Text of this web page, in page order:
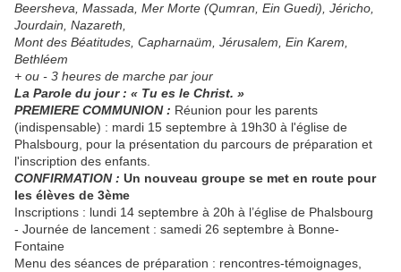
Beersheva, Massada, Mer Morte (Qumran, Ein Guedi), Jéricho,
Jourdain, Nazareth,
Mont des Béatitudes, Capharnaüm, Jérusalem, Ein Karem,
Bethléem
+ ou - 3 heures de marche par jour
La Parole du jour : « Tu es le Christ. »
PREMIERE COMMUNION : Réunion pour les parents
(indispensable) : mardi 15 septembre à 19h30 à l'église de
Phalsbourg, pour la présentation du parcours de préparation et
l'inscription des enfants.
CONFIRMATION : Un nouveau groupe se met en route pour
les élèves de 3ème
Inscriptions : lundi 14 septembre à 20h à l’église de Phalsbourg
- Journée de lancement : samedi 26 septembre à Bonne-
Fontaine
Menu des séances de préparation : rencontres-témoignages,